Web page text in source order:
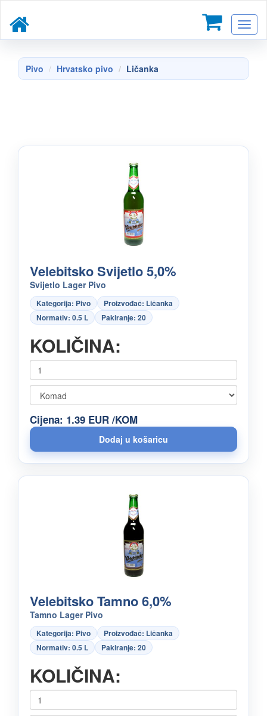
Pivo Hrvatsko pivo Ličanka
Velebitsko Svijetlo 5,0%
Svijetlo Lager Pivo
Kategorija: Pivo
Proizvođač: Ličanka
Normativ: 0.5 L
Pakiranje: 20
KOLIČINA:
Cijena: 1.39 EUR /KOM
Velebitsko Tamno 6,0%
Tamno Lager Pivo
Kategorija: Pivo
Proizvođač: Ličanka
Normativ: 0.5 L
Pakiranje: 20
KOLIČINA: